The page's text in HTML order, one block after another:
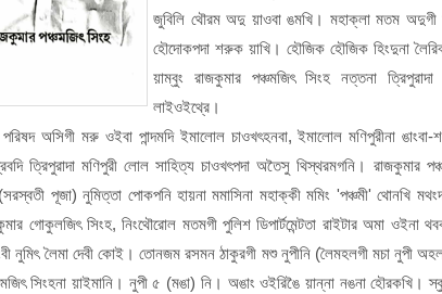
জুবিলি থৌরম অদু য়াওবা ঙমখি। মহাক্লা মতম অদুগী
হৌদোকপদা শরুক য়াখি। হৌজিক হৌজিক হিংদুনা
য়াম্বুং রাজকুমার পঞ্চমজিৎ সিংহ নত্তনা
লাইওইথ্রে।
অসিগী মরু ওইবা পান্দমদি ইমালোল চাওখৎহনবা, ইমালোল মণিপুরীনা ঙাংবা-
ত্রিপুরাদা মণিপুরী লোল সাহিত্য চাওখৎপদা অতৈসু থিস্থরমগনি।
(সরস্বতী পূজা) নুমিত্তা পোকপনি হায়না মমাসিনা মহাক্কী মমিং 'পঞ্চমী' থোনখি
গোকুলজিৎ সিংহ, নিংথৌরোল মতমগী পুলিশ ডিপার্টমেন্টতা রাইটার অমা
নুমিৎ লৈমা দেবী কোই। তোনজম রসমন ঠাকুরগী মশু নুপীনি (লৈমহলগী মচা নুপী
সিংহনা য়াইমানি। নুপী ৫ (মঙা) নি। অঙাং ওইরিঙৈ য়ান্না নঙনা হৌরকখি।